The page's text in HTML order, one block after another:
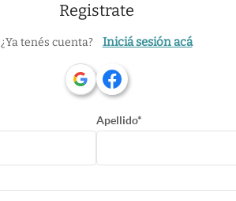
Registrate
¿Ya tenés cuenta? Iniciá sesión acá
Apellido*